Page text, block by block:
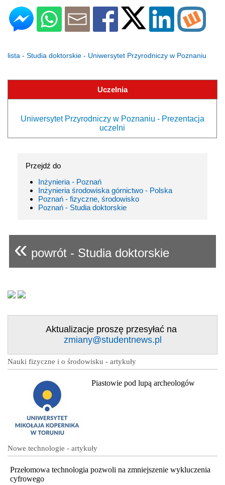
lista - Studia doktorskie - Uniwersytet Przyrodniczy w Poznaniu
Uczelnia
Uniwersytet Przyrodniczy w Poznaniu - Prezentacja
uczelni
Przejdź do
Inżynieria - Poznań
Inżynieria środowiska górnictwo - Polska
Poznań - fizyczne, środowisko
Poznań - Studia doktorskie
« powrót - Studia doktorskie
Aktualizacje proszę przesyłać na
zmiany@studentnews.pl
Nauki fizyczne i o środowisku - artykuły
Piastowie pod lupą archeologów
Nowe technologie - artykuły
Przełomowa technologia pozwoli na zmniejszenie wykluczenia
cyfrowego